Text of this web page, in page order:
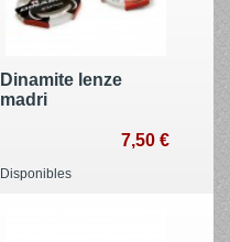
Dinamite lenze
madri
7,50 €
Disponibles